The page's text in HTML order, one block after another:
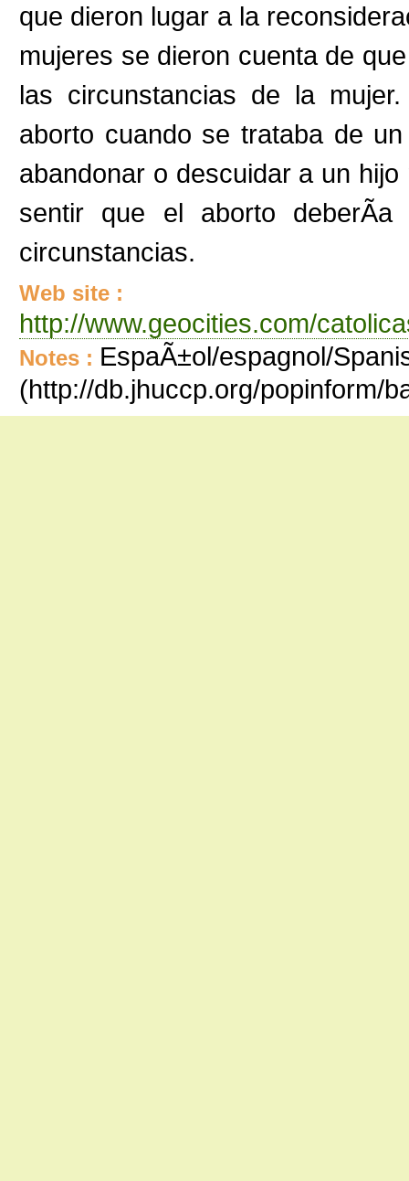
que dieron lugar a la
mujeres se dieron cuenta de
las circunstancias de la
aborto cuando se trataba de
abandonar o descuidar a un
sentir que el aborto
circunstancias.
Web site :
http://www.geocities.com/
Notes : EspaÃ±ol/espagnol/
(http://db.jhuccp.org/popinform/